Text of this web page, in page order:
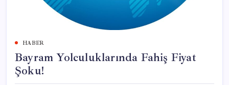
HABER
Bayram Yolculuklarında Fahiş Fiyat
Şoku!